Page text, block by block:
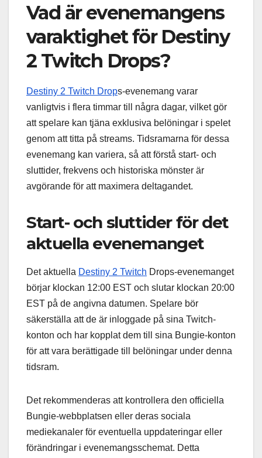
Vad är evenemangens
varaktighet för Destiny
2 Twitch Drops?
Destiny 2 Twitch Drops-evenemang varar
vanligtvis i flera timmar till några dagar, vilket gör
att spelare kan tjäna exklusiva belöningar i spelet
genom att titta på streams. Tidsramarna för dessa
evenemang kan variera, så att förstå start- och
sluttider, frekvens och historiska mönster är
avgörande för att maximera deltagandet.
Start- och sluttider för det
aktuella evenemanget
Det aktuella Destiny 2 Twitch Drops-evenemanget
börjar klockan 12:00 EST och slutar klockan 20:00
EST på de angivna datumen. Spelare bör
säkerställa att de är inloggade på sina Twitch-
konton och har kopplat dem till sina Bungie-konton
för att vara berättigade till belöningar under denna
tidsram.
Det rekommenderas att kontrollera den officiella
Bungie-webbplatsen eller deras sociala
mediekanaler för eventuella uppdateringar eller
förändringar i evenemangsschemat. Detta